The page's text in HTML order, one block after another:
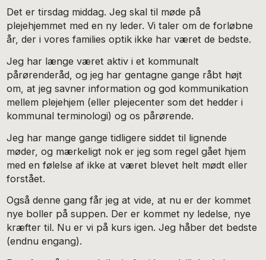
Det er tirsdag middag. Jeg skal til møde på
plejehjemmet med en ny leder. Vi taler om de forløbne
år, der i vores families optik ikke har været de bedste.
Jeg har længe været aktiv i et kommunalt
pårørenderåd, og jeg har gentagne gange råbt højt
om, at jeg savner information og god kommunikation
mellem plejehjem (eller plejecenter som det hedder i
kommunal terminologi) og os pårørende.
Jeg har mange gange tidligere siddet til lignende
møder, og mærkeligt nok er jeg som regel gået hjem
med en følelse af ikke at været blevet helt mødt eller
forstået.
Også denne gang får jeg at vide, at nu er der kommet
nye boller på suppen. Der er kommet ny ledelse, nye
kræfter til. Nu er vi på kurs igen. Jeg håber det bedste
(endnu engang).